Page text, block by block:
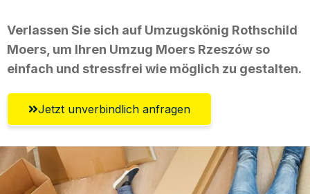
Verlassen Sie sich auf Umzugskönig Rothschild
Moers, um Ihren Umzug Moers Rzeszów so
einfach und stressfrei wie möglich zu gestalten.
Jetzt unverbindlich anfragen